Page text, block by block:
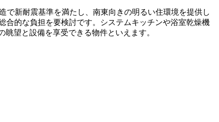
で新耐震基準を満たし、南東向きの明るい住環境を提供し
合的な負担を要検討です。システムキッチンや浴室乾燥機
望と設備を享受できる物件といえます。